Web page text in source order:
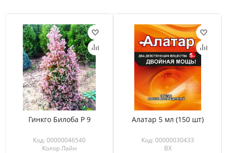
Гинкго Билоба Р 9
Код: 00000046540
Колор Лайн
Алатар 5 мл (150 шт)
Код: 00000030433
ВХ